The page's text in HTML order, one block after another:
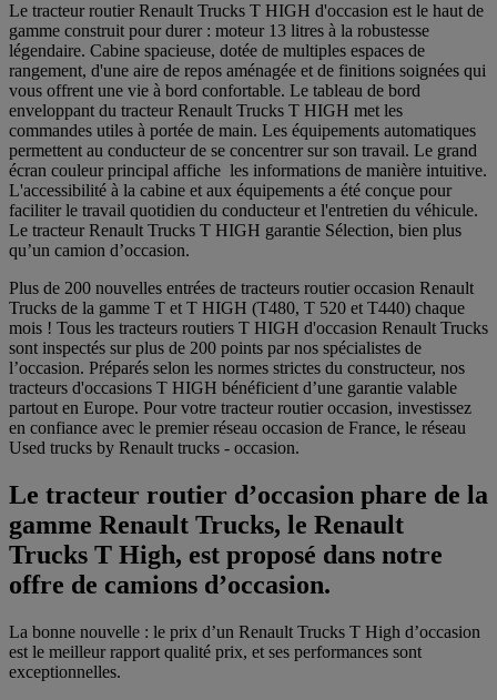
Le tracteur routier Renault Trucks T HIGH d'occasion est le haut de
gamme construit pour durer : moteur 13 litres à la robustesse
légendaire. Cabine spacieuse, dotée de multiples espaces de
rangement, d'une aire de repos aménagée et de finitions soignées qui
vous offrent une vie à bord confortable. Le tableau de bord
enveloppant du tracteur Renault Trucks T HIGH met les
commandes utiles à portée de main. Les équipements automatiques
permettent au conducteur de se concentrer sur son travail. Le grand
écran couleur principal affiche les informations de manière intuitive.
L'accessibilité à la cabine et aux équipements a été conçue pour
faciliter le travail quotidien du conducteur et l'entretien du véhicule.
Le tracteur Renault Trucks T HIGH garantie Sélection, bien plus
qu’un camion d’occasion.
Plus de 200 nouvelles entrées de tracteurs routier occasion Renault
Trucks de la gamme T et T HIGH (T480, T 520 et T440) chaque
mois ! Tous les tracteurs routiers T HIGH d'occasion Renault Trucks
sont inspectés sur plus de 200 points par nos spécialistes de
l’occasion. Préparés selon les normes strictes du constructeur, nos
tracteurs d'occasions T HIGH bénéficient d’une garantie valable
partout en Europe. Pour votre tracteur routier occasion, investissez
en confiance avec le premier réseau occasion de France, le réseau
Used trucks by Renault trucks - occasion.
Le tracteur routier d’occasion phare de la
gamme Renault Trucks, le Renault
Trucks T High, est proposé dans notre
offre de camions d’occasion.
La bonne nouvelle : le prix d’un Renault Trucks T High d’occasion
est le meilleur rapport qualité prix, et ses performances sont
exceptionnelles.